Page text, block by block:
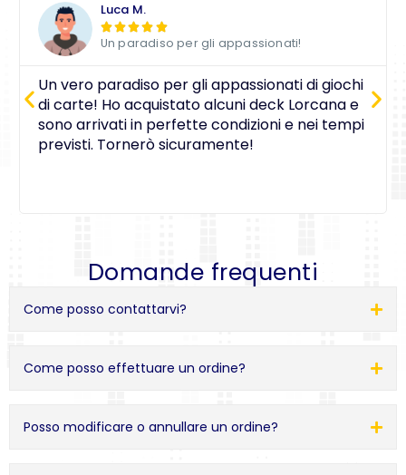
Luca M.
 
Un paradiso per gli appassionati!
Un vero paradiso per gli appassionati di giochi
di carte! Ho acquistato alcuni deck Lorcana e
sono arrivati in perfette condizioni e nei tempi
previsti. Tornerò sicuramente!
Domande frequenti
Come posso contattarvi?
Come posso effettuare un ordine?
Posso modificare o annullare un ordine?